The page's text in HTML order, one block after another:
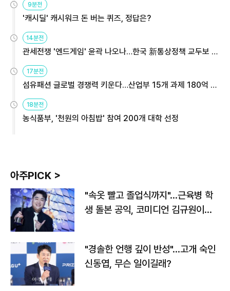
9분전
'캐시딜' 캐시워크 돈 버는 퀴즈, 정답은?
14분전
관세전쟁 '엔드게임' 윤곽 나오나…한국 新통상정책 교두보 활
용해야
17분전
섬유패션 글로벌 경쟁력 키운다…산업부 15개 과제 180억 지
원
18분전
농식품부, '천원의 아침밥' 참여 200개 대학 선정
아주PICK >
"속옷 빨고 졸업식까지"…근육병 학
생 돌본 공익, 코미디언 김규원이었
"경솔한 언행 깊이 반성"…고개 숙인
신동엽, 무슨 일이길래?